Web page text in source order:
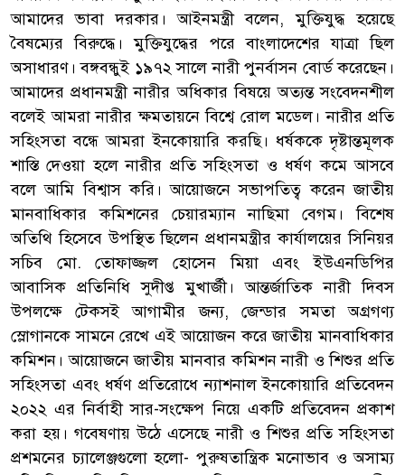
আমাদের ভাবা দরকার। আইনমন্ত্রী বলেন, মুক্তিযুদ্ধ হয়েছে
বৈষম্যের বিরুদ্ধে। মুক্তিযুদ্ধের পরে বাংলাদেশের যাত্রা ছিল
অসাধারণ। বঙ্গবন্ধুই ১৯৭২ সালে নারী পুনর্বাসন বোর্ড করেছেন।
আমাদের প্রধানমন্ত্রী নারীর অধিকার বিষয়ে অত্যন্ত সংবেদনশীল
বলেই আমরা নারীর ক্ষমতায়নে বিশ্বে রোল মডেল। নারীর প্রতি
সহিংসতা বন্ধে আমরা ইনকোয়ারি করছি। ধর্ষককে দৃষ্টান্তমূলক
শাস্তি দেওয়া হলে নারীর প্রতি সহিংসতা ও ধর্ষণ কমে আসবে
বলে আমি বিশ্বাস করি। আয়োজনে সভাপতিত্ব করেন জাতীয়
মানবাধিকার কমিশনের চেয়ারম্যান নাছিমা বেগম। বিশেষ
অতিথি হিসেবে উপস্থিত ছিলেন প্রধানমন্ত্রীর কার্যালয়ের সিনিয়র
সচিব মো. তোফাজ্জল হোসেন মিয়া এবং ইউএনডিপির
আবাসিক প্রতিনিধি সুদীপ্ত মুখার্জী। আন্তর্জাতিক নারী দিবস
উপলক্ষে টেকসই আগামীর জন্য, জেন্ডার সমতা অগ্রগণ্য
স্লোগানকে সামনে রেখে এই আয়োজন করে জাতীয় মানবাধিকার
কমিশন। আয়োজনে জাতীয় মানবার কমিশন নারী ও শিশুর প্রতি
সহিংসতা এবং ধর্ষণ প্রতিরোধে ন্যাশনাল ইনকোয়ারি প্রতিবেদন
২০২২ এর নির্বাহী সার-সংক্ষেপ নিয়ে একটি প্রতিবেদন প্রকাশ
করা হয়। গবেষণায় উঠে এসেছে নারী ও শিশুর প্রতি সহিংসতা
প্রশমনের চ্যালেঞ্জগুলো হলো- পুরুষতান্ত্রিক মনোভাব ও অসাম্য